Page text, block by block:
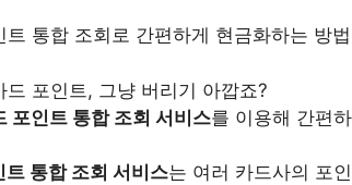
트 통합 조회로 간편하게 현금화하는 방
드 포인트, 그냥 버리기 아깝죠?
포인트 통합 조회 서비스를 이용해 간편
트 통합 조회 서비스는 여러 카드사의 포